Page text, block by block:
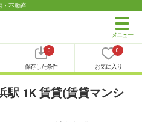
・不動産
0
保存した条件
0
お気に入り
駅 1K 賃貸(賃貸マンシ